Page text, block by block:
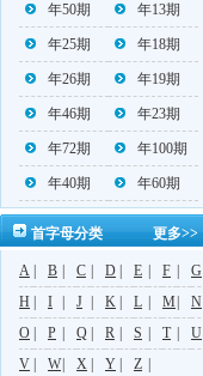
年50期 年13期
年25期 年18期
年26期 年19期
年46期 年23期
年72期 年100期
年40期 年60期
更多>>
首字母分类
A B C D E F
G
H
I J K L M
N
O
P Q R S T
U
V
W X Y Z